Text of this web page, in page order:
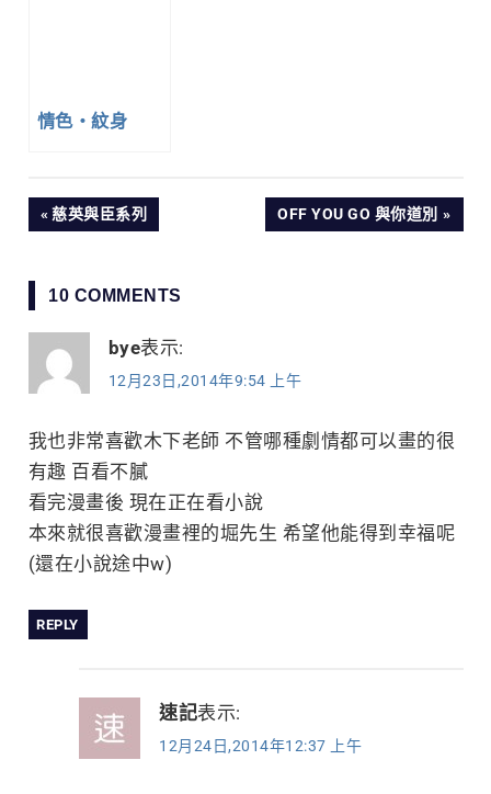
情色・紋身
文
導
覽
PREVIOUS
慈英與臣系列
NEXT
OFF YOU GO 與你道別
10 COMMENTS
bye表示:
12月23日,2014年9:54 上午
我也非常喜歡木下老師 不管哪種劇情都可以畫的很
有趣 百看不膩
看完漫畫後 現在正在看小說
本來就很喜歡漫畫裡的堀先生 希望他能得到幸福呢
(還在小說途中w)
REPLY
速記表示:
12月24日,2014年12:37 上午